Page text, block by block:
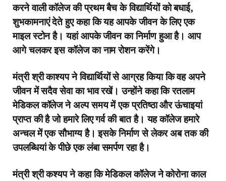
करने वाली कॉलेज की प्रथम बैच के विद्यार्थियों को बधाई,
शुभकामनाएं देते हुए कहा कि यह आपके जीवन के लिए एक
माइल स्टोन है। यहां आपके जीवन का निर्माण हुआ है। आप
आगे चलकर इस कॉलेज का नाम रोशन करेंगे।
मंत्री श्री काश्यप ने विद्यार्थियों से आग्रह किया कि वह अपने
जीवन में सदैव सेवा का भाव रखें। उन्होंने कहा कि रतलाम
मेडिकल कॉलेज ने अल्प समय में एक प्रतिष्ठा और ऊंचाइयां
प्राप्त की है जो हमारे लिए गर्व की बात है। यह कॉलेज हमारे
अन्चल में एक सौभाग्य है। इसके निर्माण से लेकर अब तक की
उपलब्धियां के पीछे एक लंबा समर्पण रहा है।
मंत्री श्री कश्यप ने कहा कि मेडिकल कॉलेज ने कोरोना काल